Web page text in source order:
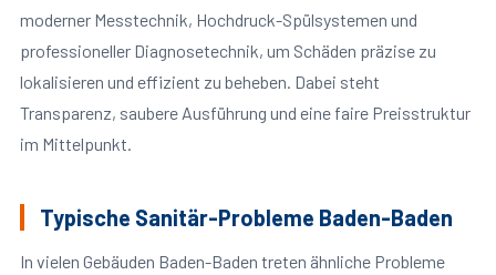
moderner Messtechnik, Hochdruck-Spülsystemen und
professioneller Diagnosetechnik, um Schäden präzise zu
lokalisieren und effizient zu beheben. Dabei steht
Transparenz, saubere Ausführung und eine faire Preisstruktur
im Mittelpunkt.
Typische Sanitär-Probleme Baden-Baden
In vielen Gebäuden Baden-Baden treten ähnliche Probleme